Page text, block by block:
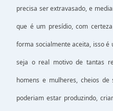
precisa ser extravasado, e
que é um presídio, com
forma socialmente aceita, isso é
seja o real motivo de tantas
homens e mulheres, cheios de
poderiam estar produzindo,